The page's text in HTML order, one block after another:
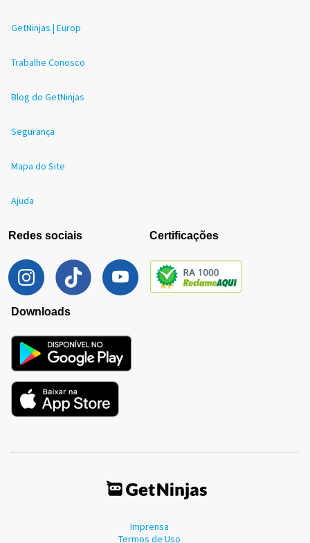
GetNinjas | Europ
Trabalhe Conosco
Blog do GetNinjas
Segurança
Mapa do Site
Ajuda
Redes sociais Certificações
Downloads
Imprensa
Termos de Uso